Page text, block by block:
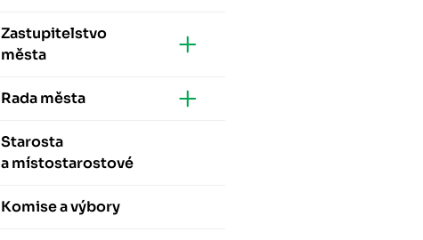
Zastupitelstvo
města
Rada města
Starosta
a místostarostové
Komise a výbory